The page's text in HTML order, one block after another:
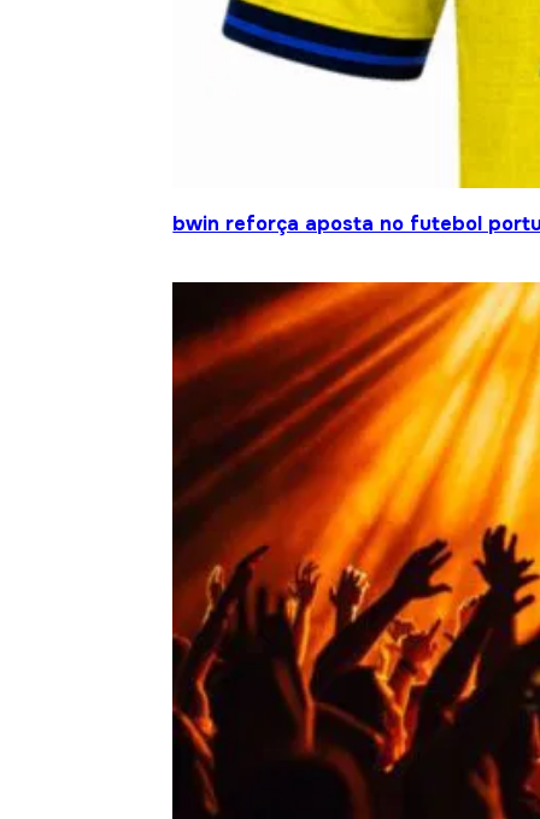
bwin reforça aposta no futebol